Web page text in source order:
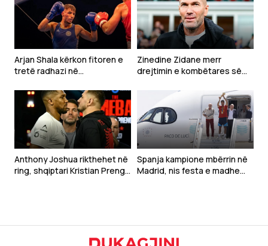
Arjan Shala kërkon fitoren e
tretë radhazi në
turkun Ahmet Aksu në Pejë
Zinedine Zidane merr
drejtimin e kombëtares së
Anthony Joshua rikthehet në
ring, shqiptari Kristian Prenga
Spanja kampione mbërrin në
Madrid, nis festa e madhe